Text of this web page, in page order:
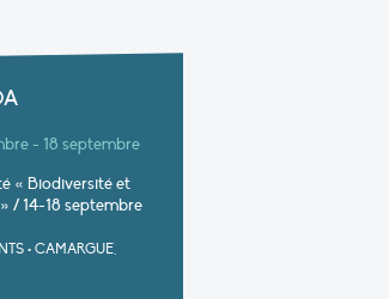
- 18 septembre
« Biodiversité et
/ 14-18 septembre
• CAMARGUE,